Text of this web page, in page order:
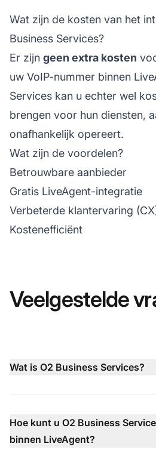
Wat zijn de kosten van het
Business Services?
Er zijn geen extra kosten
uw VoIP-nummer binnen
Services kan u echter wel
brengen voor hun diensten,
onafhankelijk opereert.
Wat zijn de voordelen?
Betrouwbare aanbieder
Gratis LiveAgent-integratie
Verbeterde klantervaring
Kostenefficiënt
Veelgestelde
Wat is O2 Business Services?
Hoe kunt u O2 Business
binnen LiveAgent?